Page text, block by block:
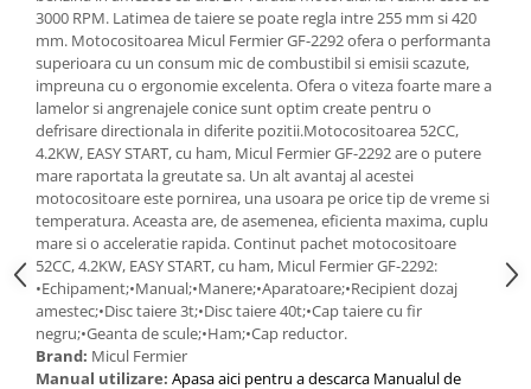
Semanatori
Masini batut stalpi si accesorii
Roabe & accesorii
Casute gradina si cutii depozitare
Mobilier gradina
Corturi, Prelate si plase de
umbrire
Lopeti zapada
Zdrobitoare si teascuri
Teascuri
Zdrobitoare electrice
3000 RPM. Latimea de taiere se poate regla intre 255 mm si 420
mm. Motocositoarea Micul Fermier GF-2292 ofera o performanta
superioara cu un consum mic de combustibil si emisii scazute,
impreuna cu o ergonomie excelenta. Ofera o viteza foarte mare a
lamelor si angrenajele conice sunt optim create pentru o
defrisare directionala in diferite pozitii.Motocositoarea 52CC,
4.2KW, EASY START, cu ham, Micul Fermier GF-2292 are o putere
mare raportata la greutate sa. Un alt avantaj al acestei
motocositoare este pornirea, una usoara pe orice tip de vreme si
temperatura. Aceasta are, de asemenea, eficienta maxima, cuplu
mare si o acceleratie rapida. Continut pachet motocositoare
52CC, 4.2KW, EASY START, cu ham, Micul Fermier GF-2292:
•Echipament;•Manual;•Manere;•Aparatoare;•Recipient dozaj
amestec;•Disc taiere 3t;•Disc taiere 40t;•Cap taiere cu fir
negru;•Geanta de scule;•Ham;•Cap reductor.
Brand: Micul Fermier
Manual utilizare: Apasa aici pentru a descarca Manualul de